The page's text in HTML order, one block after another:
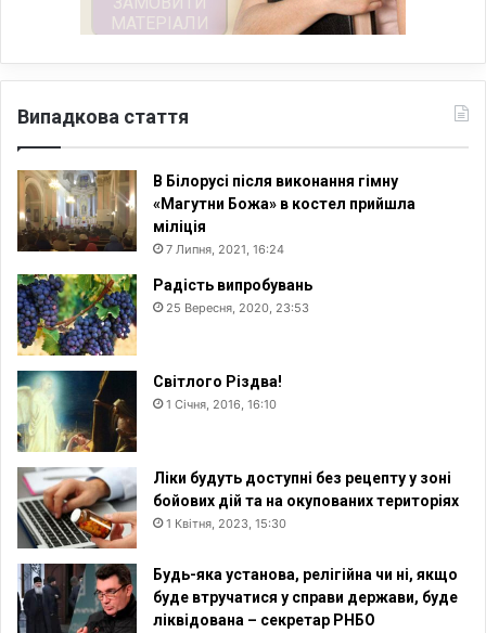
Випадкова стаття
В Білорусі після виконання гімну
«Магутни Божа» в костел прийшла
міліція
7 Липня, 2021, 16:24
Радість випробувань
25 Вересня, 2020, 23:53
Світлого Різдва!
1 Січня, 2016, 16:10
Ліки будуть доступні без рецепту у зоні
бойових дій та на окупованих територіях
1 Квітня, 2023, 15:30
Будь-яка установа, релігійна чи ні, якщо
буде втручатися у справи держави, буде
ліквідована – секретар РНБО